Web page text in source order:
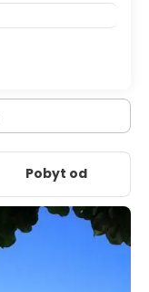
Pobyt od